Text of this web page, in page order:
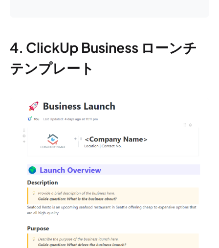
4. ClickUp Business ローンチ
テンプレート